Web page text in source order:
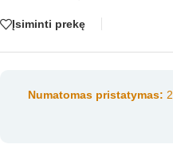
Įsiminti prekę
Numatomas pristatymas: